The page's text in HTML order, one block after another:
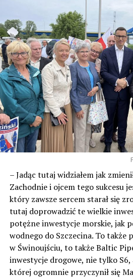
– Jadąc tutaj widziałem jak
Zachodnie i ojcem tego sukcesu
który zawsze sercem starał się
tutaj doprowadzić te wielkie
potężne inwestycje morskie, jak
wodnego do Szczecina. To także
w Świnoujściu, to także Baltic
inwestycje drogowe, nie tylko S6,
której ogromnie przyczynił się